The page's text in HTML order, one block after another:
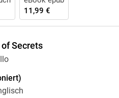
11,99 €
Secrets